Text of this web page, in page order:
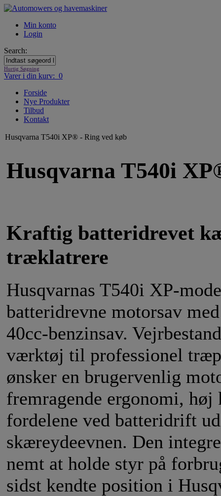
Min konto
Login
Search:
Hurtig Søgning
Varer i din kurv: 0
Forside
Nye Produkter
Tilbud
Kontakt
Husqvarna T540i XP® - Ring ved køb
Husqvarna T540i
Kraftig batteridrevet
træklatrere
Husqvarnas T540i XP-
batteridrevne motorsav
40cc-benzinsav.
værktøj til professionel
ønsker en brugervenlig
fremragende ergonomi,
fordelene ved batteridrift
skæreydeevnen. Den
nemt at holde styr på
sidst kendte position i